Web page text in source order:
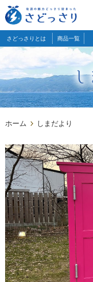
さどっさりとは 商品一覧
ホーム しまだより